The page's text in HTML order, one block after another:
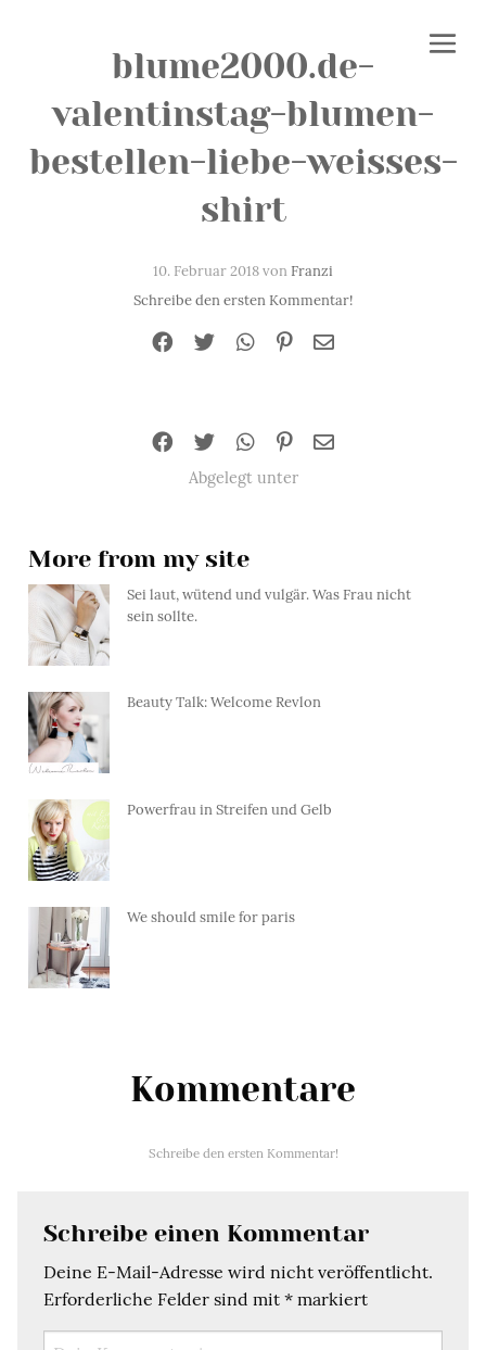
blume2000.de-
valentinstag-blumen-
bestellen-liebe-weisses-
shirt
10. Februar 2018 vonFranzi
Schreibe den ersten Kommentar!
Abgelegt unter
More from my site
Sei laut, wütend und vulgär. Was Frau nicht
sein sollte.
Beauty Talk: Welcome Revlon
Powerfrau in Streifen und Gelb
We should smile for paris
Kommentare
Schreibe den ersten Kommentar!
Schreibe einen Kommentar
Deine E-Mail-Adresse wird nicht veröffentlicht.
Erforderliche Felder sind mit * markiert